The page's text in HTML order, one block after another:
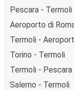
Pescara - Termoli
Aeroporto di
Termoli -
Torino - Termoli
Termoli - Pescara
Salerno - Termoli